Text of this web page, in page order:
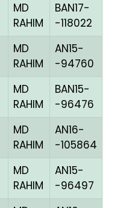
MD
RAHIM
BAN17-
-118022
MD
RAHIM
AN15-
-94760
MD
RAHIM
BAN15-
-96476
MD
RAHIM
AN16-
-105864
MD
RAHIM
AN15-
-96497